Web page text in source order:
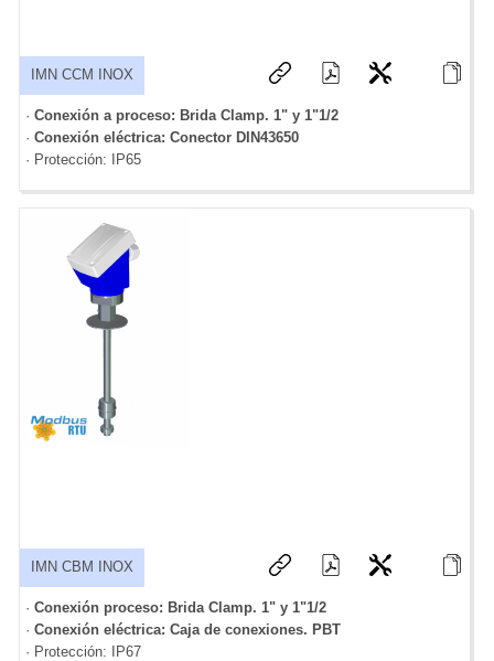
IMN CCM INOX
· Conexión a proceso: Brida Clamp. 1" y 1"1/2
· Conexión eléctrica: Conector DIN43650
· Protección: IP65
IMN CBM INOX
· Conexión proceso: Brida Clamp. 1" y 1"1/2
· Conexión eléctrica: Caja de conexiones. PBT
· Protección: IP67